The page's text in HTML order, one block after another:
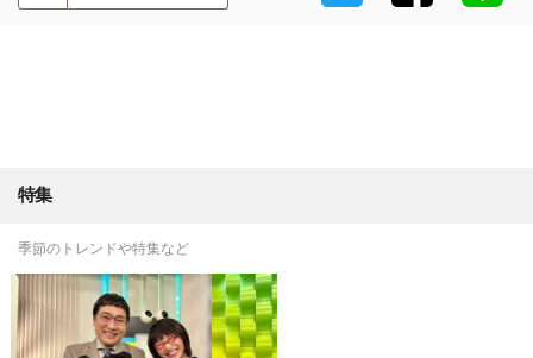
特集
季節のトレンドや特集など